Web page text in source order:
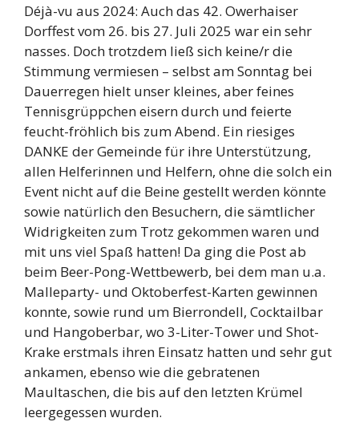
Déjà-vu aus 2024: Auch das 42. Owerhaiser
Dorffest vom 26. bis 27. Juli 2025 war ein sehr
nasses. Doch trotzdem ließ sich keine/r die
Stimmung vermiesen – selbst am Sonntag bei
Dauerregen hielt unser kleines, aber feines
Tennisgrüppchen eisern durch und feierte
feucht-fröhlich bis zum Abend. Ein riesiges
DANKE der Gemeinde für ihre Unterstützung,
allen Helferinnen und Helfern, ohne die solch ein
Event nicht auf die Beine gestellt werden könnte
sowie natürlich den Besuchern, die sämtlicher
Widrigkeiten zum Trotz gekommen waren und
mit uns viel Spaß hatten! Da ging die Post ab
beim Beer-Pong-Wettbewerb, bei dem man u.a.
Malleparty- und Oktoberfest-Karten gewinnen
konnte, sowie rund um Bierrondell, Cocktailbar
und Hangoberbar, wo 3-Liter-Tower und Shot-
Krake erstmals ihren Einsatz hatten und sehr gut
ankamen, ebenso wie die gebratenen
Maultaschen, die bis auf den letzten Krümel
leergegessen wurden.